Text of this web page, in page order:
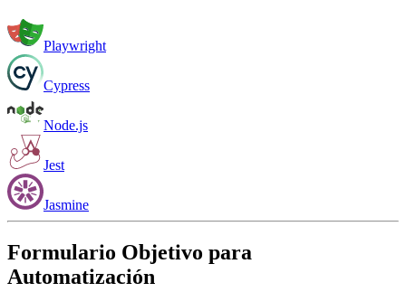
Playwright
Cypress
Node.js
Jest
Jasmine
Formulario Objetivo para
Automatización